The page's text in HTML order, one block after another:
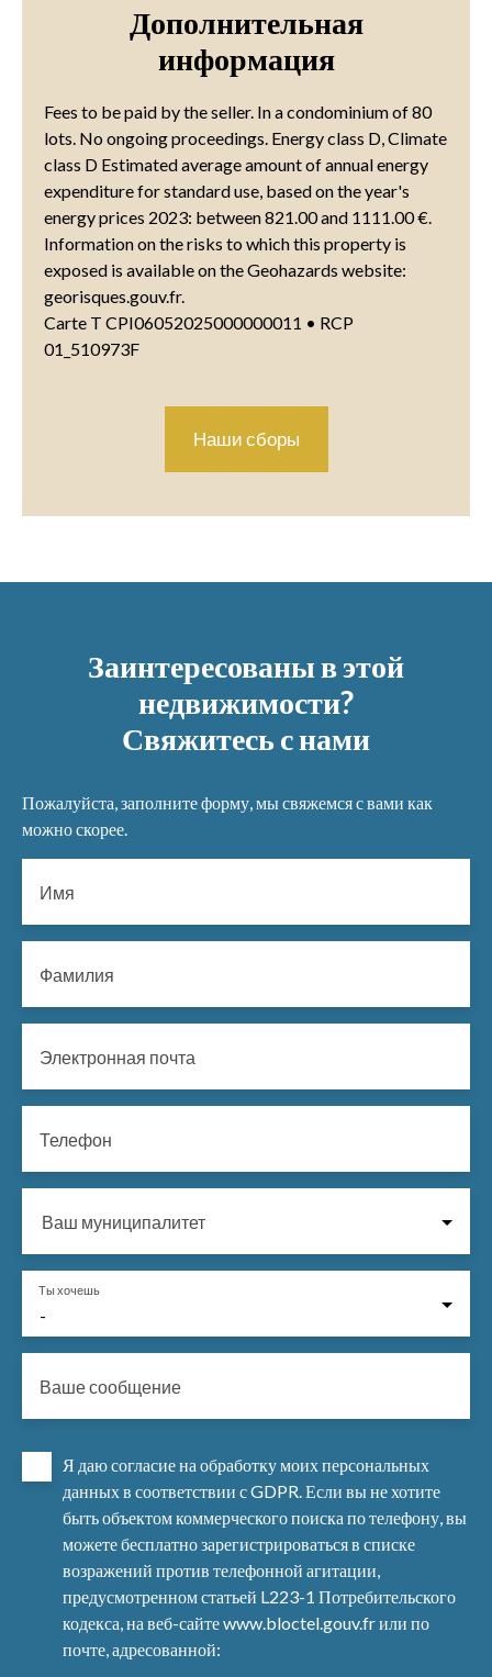
Дополнительная
информация
Fees to be paid by the seller. In a condominium of 80
lots. No ongoing proceedings. Energy class D, Climate
class D Estimated average amount of annual energy
expenditure for standard use, based on the year's
energy prices 2023: between 821.00 and 1111.00 €.
Information on the risks to which this property is
exposed is available on the Geohazards website:
georisques.gouv.fr.
Carte T CPI06052025000000011 • RCP
01_510973F
Наши сборы
Заинтересованы в этой
недвижимости?
Свяжитесь с нами
Пожалуйста, заполните форму, мы свяжемся с вами как
можно скорее.
Имя
Фамилия
Электронная почта
Телефон
Ваш муниципалитет
-
Ты хочешь
Ваше сообщение
Я даю согласие на обработку моих персональных
данных в соответствии с GDPR. Если вы не хотите
быть объектом коммерческого поиска по телефону, вы
можете бесплатно зарегистрироваться в списке
возражений против телефонной агитации,
предусмотренном статьей L223-1 Потребительского
кодекса, на веб-сайте www.bloctel.gouv.fr или по
почте, адресованной: